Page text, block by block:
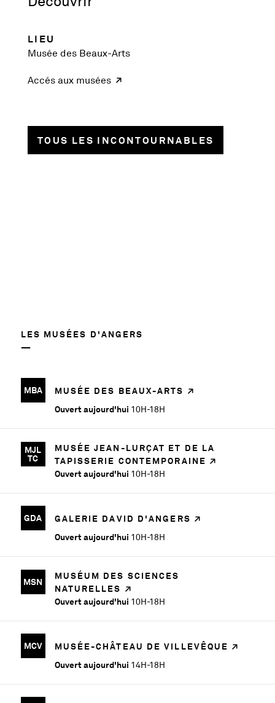
LIEU
Musée des Beaux-Arts
Accés aux musées
TOUS LES INCONTOURNABLES
LES MUSÉES D'ANGERS
MBA
MUSÉE DES BEAUX-ARTS
Ouvert aujourd'hui 10H-18H
MJL
TC
MUSÉE JEAN-LURÇAT ET DE LA
TAPISSERIE CONTEMPORAINE
Ouvert aujourd'hui 10H-18H
GDA
GALERIE DAVID D'ANGERS
Ouvert aujourd'hui 10H-18H
MSN
MUSÉUM DES SCIENCES
NATURELLES
Ouvert aujourd'hui 10H-18H
MCV
MUSÉE-CHÂTEAU DE VILLEVÊQUE
Ouvert aujourd'hui 14H-18H